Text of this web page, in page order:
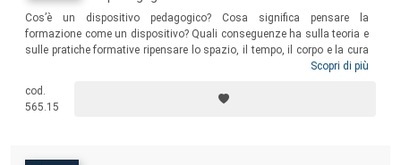
Cos’è un dispositivo pedagogico? Cosa significa pensare la
formazione come un dispositivo? Quali conseguenze ha sulla teoria e
sulle pratiche formative ripensare lo spazio, il tempo, il corpo e la cura
come dimensioni fondamentali dell’esperienza? Il discorso che fa
Foucault. La ricerca espone cosa Foucault ci ha aiutato a pensare e
cosa ha cambiato del nostro modo di agire.
Scopri di più
cod.
565.15